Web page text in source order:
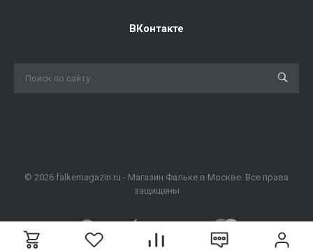
ВКонтакте
© 2026 falkemagazin.ru - Магазин Фальке в Москве. Все права
защищены